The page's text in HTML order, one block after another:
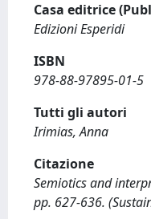
Casa editrice
Edizioni Esperidi
ISBN
978-88-97895-01-5
Tutti gli autori
Irimias, Anna
Citazione
Semiotics and
pp. 627-636.